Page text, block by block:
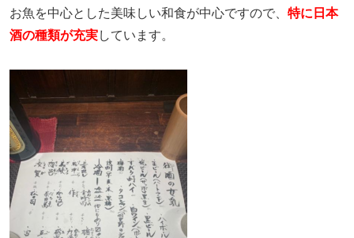
お魚を中心とした美味しい和食が中心ですので、 特に日本
酒の種類が充実しています。